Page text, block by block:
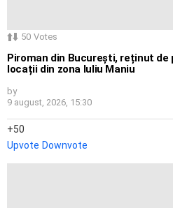
50 Votes
Piroman din București, reținut
locații din zona Iuliu Maniu
by
9 august, 2026, 15:30
50
Upvote Downvote